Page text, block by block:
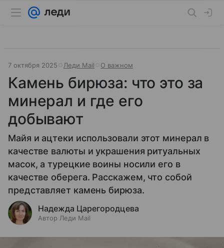
7 октября 2025 Леди Mail О важном
Камень бирюза: что это за
минерал и где его
добывают
Майя и ацтеки использовали этот минерал в
качестве валюты и украшения ритуальных
масок, а турецкие воины носили его в
качестве оберега. Расскажем, что собой
представляет камень бирюза.
Надежда Царегородцева
Автор Леди Mail